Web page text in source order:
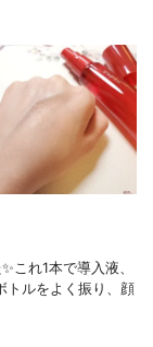
これ1本で導入液、
トルをよく振り、顔